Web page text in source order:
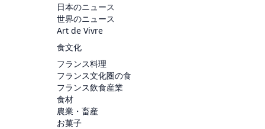
日本のニュース
世界のニュース
Art de Vivre
食文化
フランス料理
フランス文化圏の食
フランス飲食産業
食材
農業・畜産
お菓子